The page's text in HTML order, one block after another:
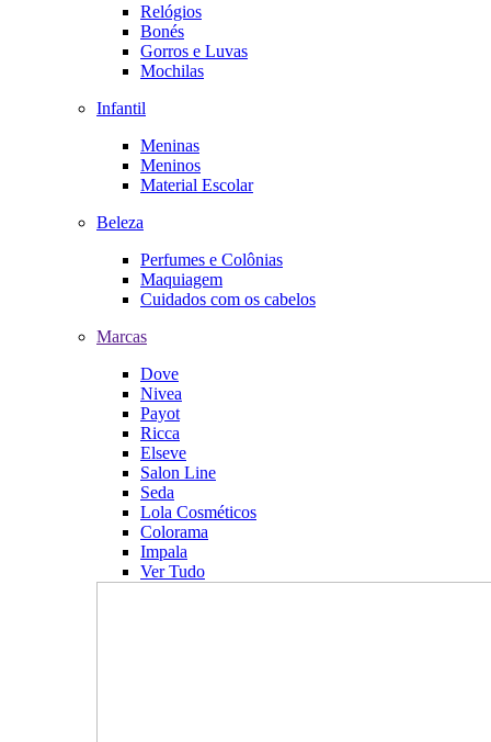
Relógios
Bonés
Gorros e Luvas
Mochilas
Infantil
Meninas
Meninos
Material Escolar
Beleza
Perfumes e Colônias
Maquiagem
Cuidados com os cabelos
Marcas
Dove
Nivea
Payot
Ricca
Elseve
Salon Line
Seda
Lola Cosméticos
Colorama
Impala
Ver Tudo